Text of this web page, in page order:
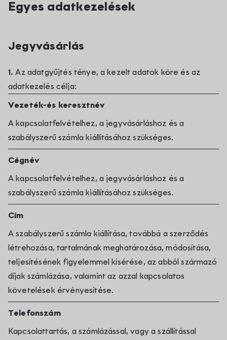
Egyes adatkezelések
Jegyvásárlás
1. Az adatgyűjtés ténye, a kezelt adatok köre és az
adatkezelés célja:
Vezeték-és keresztnév
A kapcsolatfelvételhez, a jegyvásárláshoz és a
szabályszerű számla kiállításához szükséges.
Cégnév
A kapcsolatfelvételhez, a jegyvásárláshoz és a
szabályszerű számla kiállításához szükséges.
Cím
A szabályszerű számla kiállítása, továbbá a szerződés
létrehozása, tartalmának meghatározása, módosítása,
teljesítésének figyelemmel kísérése, az abból származó
díjak számlázása, valamint az azzal kapcsolatos
követelések érvényesítése.
Telefonszám
Kapcsolattartás, a számlázással, vagy a szállítással